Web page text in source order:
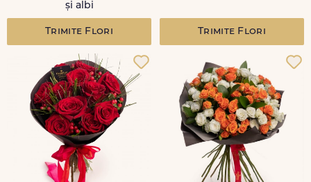
și albi
Trimite Flori Trimite Flori